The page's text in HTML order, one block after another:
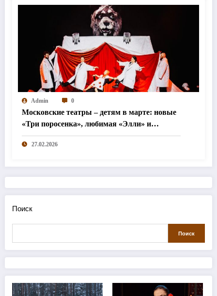
Admin 0
Московские театры – детям в марте: новые
«Три поросенка», любимая «Элли» и
«Простодурсен»
27.02.2026
Поиск
Поиск